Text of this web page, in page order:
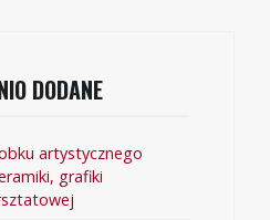
DODANE
artystycznego
grafiki